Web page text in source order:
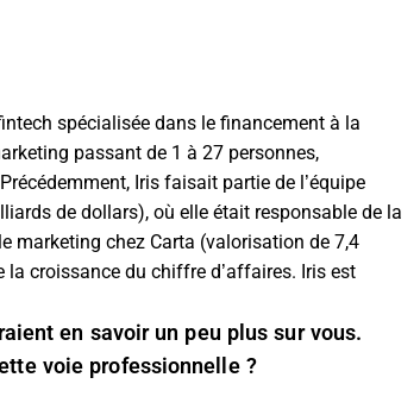
spécialisée dans le financement à la
passant de 1 à 27 personnes,
Iris faisait partie de l’équipe
de dollars), où elle était responsable de la
marketing chez Carta (valorisation de 7,4
la croissance du chiffre d’affaires. Iris est
en savoir un peu plus sur vous.
voie professionnelle ?